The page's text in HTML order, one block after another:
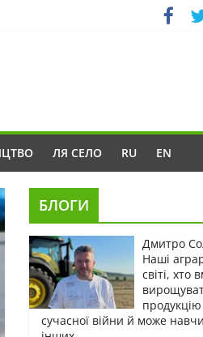
ЛЯ СЕЛО RU EN
БЛОГИ
Дмитро
Наші
світі, хто
сучасної війни й може